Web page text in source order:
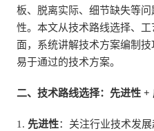
板、脱离实际、细节缺失等
性。本文从技术路线选择、
面，系统讲解技术方案编制技
易于通过的技术方案。
二、技术路线选择：先进性 +
1. 先进性：关注行业技术发